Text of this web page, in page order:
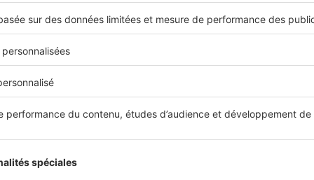
que vous pouvez également regarder les
centres commerciaux, qui recensent 50 boutiques ou
pas couler votre budget, tout en bénéficiant des
ils beaucoup fréquentés ? Bien desservis ? Combien
? Quels transports en commun le desservent
commerciaux ne se valent pas et certains sont